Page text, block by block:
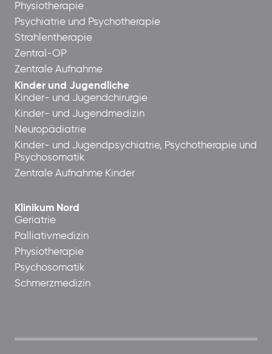
Physiotherapie
Psychiatrie und Psychotherapie
Strahlentherapie
Zentral-OP
Zentrale Aufnahme
Kinder und Jugendliche
Kinder- und Jugendchirurgie
Kinder- und Jugendmedizin
Neuropädiatrie
Kinder- und Jugendpsychiatrie, Psychotherapie und
Psychosomatik
Zentrale Aufnahme Kinder
Klinikum Nord
Geriatrie
Palliativmedizin
Physiotherapie
Psychosomatik
Schmerzmedizin